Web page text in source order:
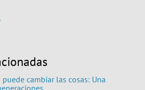
cambiar las cosas: Una